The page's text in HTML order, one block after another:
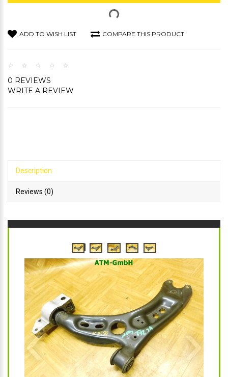
ADD TO WISH LIST COMPARE THIS PRODUCT
0 REVIEWS
WRITE A REVIEW
Description
Reviews (0)
‹ ›